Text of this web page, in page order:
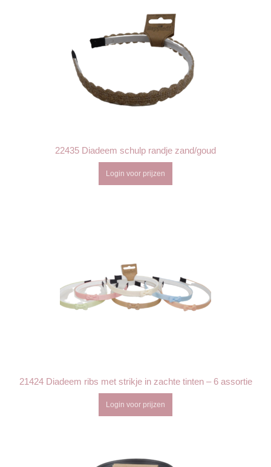
22435 Diadeem schulp randje zand/goud
Login voor prijzen
21424 Diadeem ribs met strikje in zachte tinten – 6 assortie
Login voor prijzen